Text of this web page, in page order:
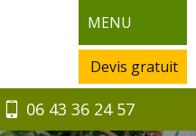
MENU
Devis gratuit
06 43 36 24 57